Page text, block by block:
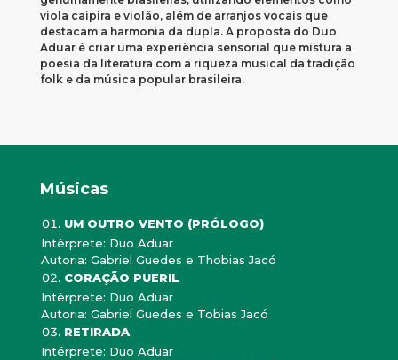
viola caipira e violão, além de arranjos vocais que
destacam a harmonia da dupla. A proposta do Duo
Aduar é criar uma experiência sensorial que mistura a
poesia da literatura com a riqueza musical da tradição
folk e da música popular brasileira.
Músicas
UM OUTRO VENTO (PRÓLOGO)
Intérprete: Duo Aduar
Autoria: Gabriel Guedes e Thobias Jacó
CORAÇÃO PUERIL
Intérprete: Duo Aduar
Autoria: Gabriel Guedes e Tobias Jacó
RETIRADA
Intérprete: Duo Aduar